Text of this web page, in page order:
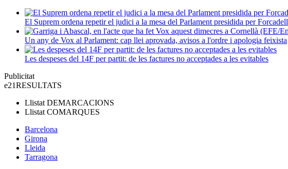
El Suprem ordena repetir el judici a la mesa del Parlament presidida per Forcadell
Un any de Vox al Parlament: cap llei aprovada, avisos a l'ordre i apologia feixista
Les despeses del 14F per partit: de les factures no acceptades a les evitables
Publicitat
e21RESULTATS
Llistat DEMARCACIONS
Llistat COMARQUES
Barcelona
Girona
Lleida
Tarragona